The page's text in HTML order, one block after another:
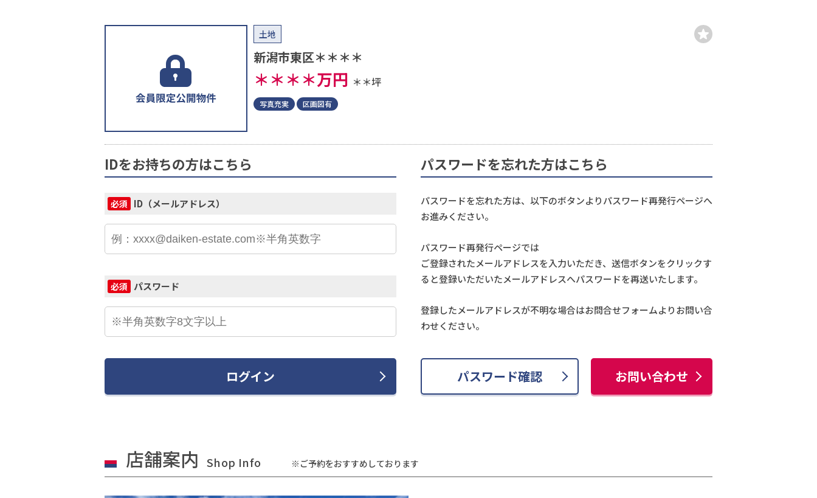
土地
新潟市東区＊＊＊＊
＊＊＊＊万円 ＊＊坪
写真充実 区画図有
IDをお持ちの方はこちら
必須 ID（メールアドレス）
必須 パスワード
ログイン
パスワードを忘れた方はこちら
パスワードを忘れた方は、以下のボタンよりパスワード再発行ページへ
お進みください。
パスワード再発行ページでは
ご登録されたメールアドレスを入力いただき、送信ボタンをクリックす
ると登録いただいたメールアドレスへパスワードを再送いたします。
登録したメールアドレスが不明な場合はお問合せフォームよりお問い合
わせください。
パスワード確認 お問い合わせ
店舗案内 Shop Info ※ご予約をおすすめしております